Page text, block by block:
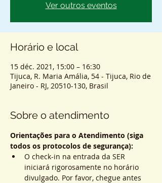
Ver outros eventos
Horário e local
15 déc. 2021, 15:00 – 16:30
Tijuca, R. Maria Amália, 54 - Tijuca, Rio de
Janeiro - RJ, 20510-130, Brasil
Sobre o atendimento
Orientações para o Atendimento (siga
todos os protocolos de segurança):
O check-in na entrada da SER
iniciará rigorosamente no horário
divulgado. Por favor, chegue antes